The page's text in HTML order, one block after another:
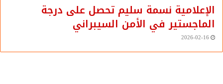
الإعلامية نسمة سليم تحصل على درجة
الماجستير في الأمن السيبراني
2026-02-16